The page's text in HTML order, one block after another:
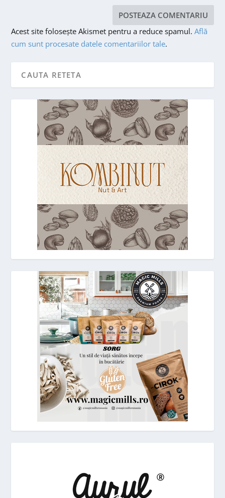
Acest site folosește Akismet pentru a reduce spamul.Află
cum sunt procesate datele comentariilor tale.